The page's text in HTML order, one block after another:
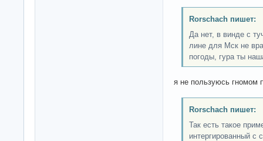
Rorschach пишет:
Да нет, в винде с
лине для Мск не
погоды, гура ты
я не пользуюсь гномом
Rorschach пишет:
Так есть такое
интергированный с